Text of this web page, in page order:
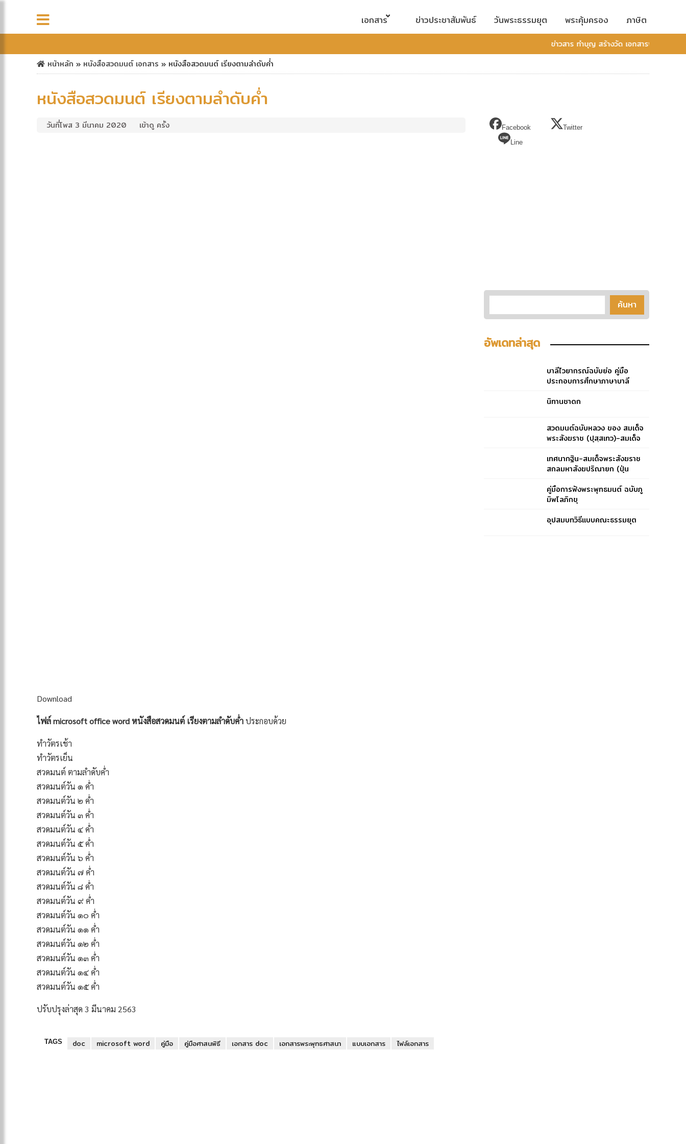
เอกสาร ข่าวประชาสัมพันธ์ วันพระธรรมยุต พระคุ้มครอง ภาษิต
ข่าวสาร ทำบุญ สร้างวัด เอกสารพระพุทธศาส
หน้าหลัก » หนังสือสวดมนต์ เอกสาร » หนังสือสวดมนต์ เรียงตามลำดับค่ำ
หนังสือสวดมนต์ เรียงตามลำดับค่ำ
วันที่โพส 3 มีนาคม 2020 เข้าดู ครั้ง
Download
ไฟล์ microsoft office word หนังสือสวดมนต์ เรียงตามลำดับค่ำประกอบด้วย
ทำวัตรเช้า
ทำวัตรเย็น
สวดมนต์ ตามลำดับค่ำ
สวดมนต์วัน ๑ ค่ำ
สวดมนต์วัน ๒ ค่ำ
สวดมนต์วัน ๓ ค่ำ
สวดมนต์วัน ๔ ค่ำ
สวดมนต์วัน ๕ ค่ำ
สวดมนต์วัน ๖ ค่ำ
สวดมนต์วัน ๗ ค่ำ
สวดมนต์วัน ๘ ค่ำ
สวดมนต์วัน ๙ ค่ำ
สวดมนต์วัน ๑๐ ค่ำ
สวดมนต์วัน ๑๑ ค่ำ
สวดมนต์วัน ๑๒ ค่ำ
สวดมนต์วัน ๑๓ ค่ำ
สวดมนต์วัน ๑๔ ค่ำ
สวดมนต์วัน ๑๕ ค่ำ
ปรับปรุงล่าสุด 3 มีนาคม 2563
TAGS doc microsoft word คู่มือ คู่มือศาสนพิธี เอกสาร doc เอกสารพระพุทธศาสนา แบบเอกสาร ไฟล์เอกสาร
Facebook
Twitter
Line
อัพเดทล่าสุด
บาลีไวยากรณ์ฉบับย่อ คู่มือ
ประกอบการศึกษาภาษาบาลี
๓
นิทานชาดก
สวดมนต์ฉบับหลวง ของ สมเด็จ
พระสังฆราช (ปุสฺสเทว)-สมเด็จ
เทศนากฐิน-สมเด็จพระสังฆราช
สกลมหาสังฆปริณายก (ปุ่น
คู่มือการฟังพระพุทธมนต์ ฉบับภู
มิพโลภิกขุ
อุปสมบทวิธีแบบคณะธรรมยุต